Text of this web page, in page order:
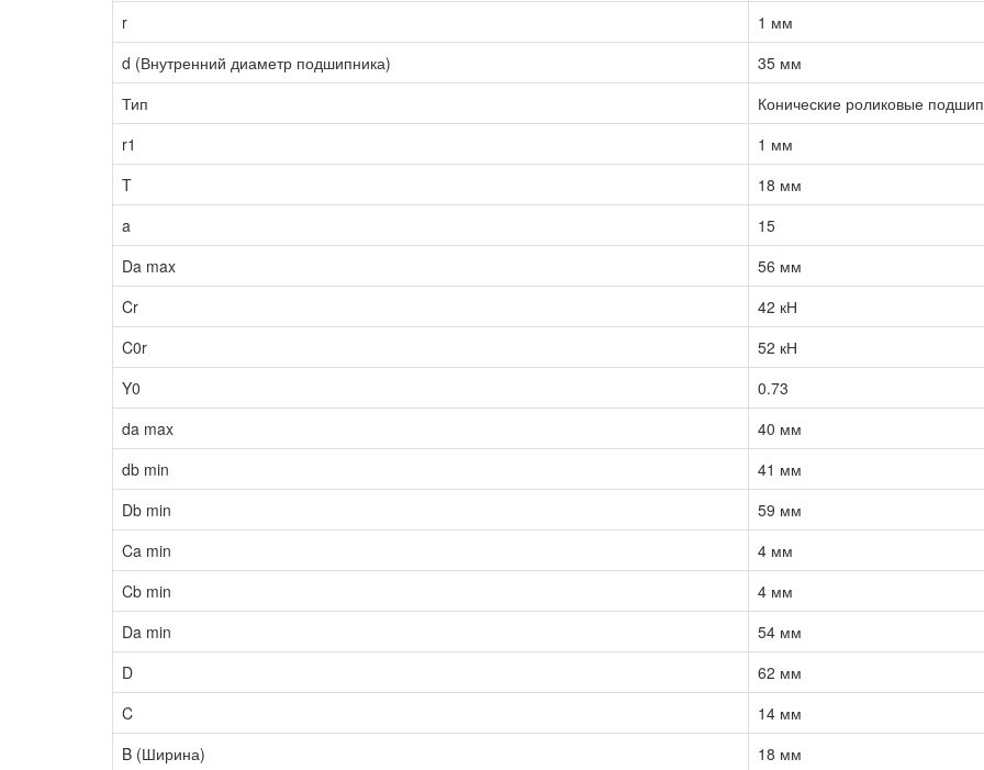
r
1 мм
d (Внутренний диаметр подшипника)
35 мм
Тип
Конические роликовые
r1
1 мм
T
18 мм
a
15
Da max
56 мм
Cr
42 кН
C0r
52 кН
Y0
0.73
da max
40 мм
db min
41 мм
Db min
59 мм
Ca min
4 мм
Cb min
4 мм
Da min
54 мм
D
62 мм
C
14 мм
B (Ширина)
18 мм